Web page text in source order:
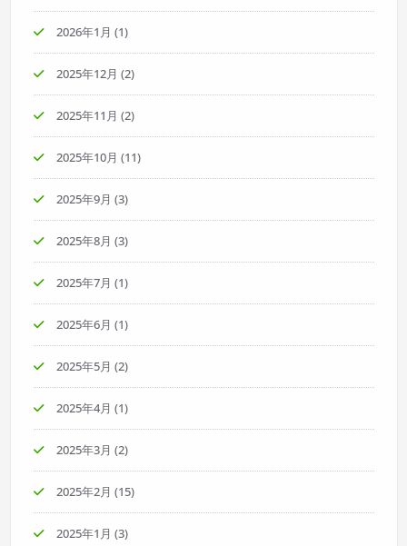
2026年1月 (1)
2025年12月 (2)
2025年11月 (2)
2025年10月 (11)
2025年9月 (3)
2025年8月 (3)
2025年7月 (1)
2025年6月 (1)
2025年5月 (2)
2025年4月 (1)
2025年3月 (2)
2025年2月 (15)
2025年1月 (3)